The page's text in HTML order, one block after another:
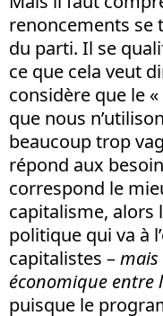
renoncements se
du parti. Il se
ce que cela veut
considère que le
que nous
beaucoup trop
répond aux
correspond le
capitalisme, alors
politique qui va à
capitalistes –mais
économique entre
puisque le